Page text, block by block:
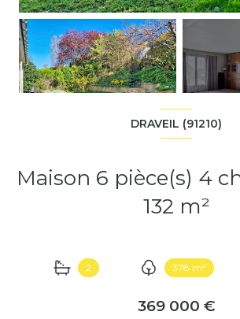
DRAVEIL (91210)
Maison 6 pièce(s) 4 chambre(s)
132 m²
2 378 m²
369 000 €